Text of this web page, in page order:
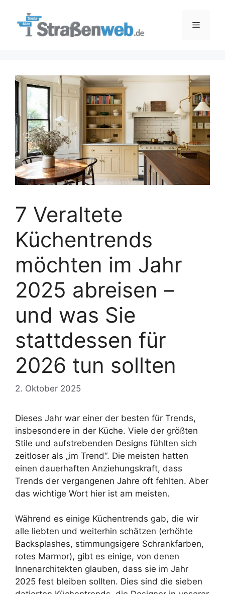
Menü
7 Veraltete
Küchentrends
möchten im Jahr
2025 abreisen –
und was Sie
stattdessen für
2026 tun sollten
2. Oktober 2025
Dieses Jahr war einer der besten für Trends,
insbesondere in der Küche. Viele der größten
Stile und aufstrebenden Designs fühlten sich
zeitloser als „im Trend“. Die meisten hatten
einen dauerhaften Anziehungskraft, dass
Trends der vergangenen Jahre oft fehlten. Aber
das wichtige Wort hier ist am meisten.
Während es einige Küchentrends gab, die wir
alle liebten und weiterhin schätzen (erhöhte
Backsplashes, stimmungsigere Schrankfarben,
rotes Marmor), gibt es einige, von denen
Innenarchitekten glauben, dass sie im Jahr
2025 fest bleiben sollten. Dies sind die sieben